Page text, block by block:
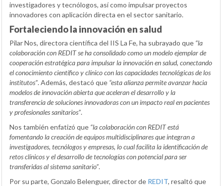
investigadores y tecnólogos, así como impulsar proyectos
innovadores con aplicación directa en el sector sanitario.
Fortaleciendo la innovación en salud
Pilar Nos, directora científica del IIS La Fe, ha subrayado que “la
colaboración con REDIT se ha consolidado como un modelo ejemplar de
cooperación estratégica para impulsar la innovación en salud, conectando
el conocimiento científico y clínico con las capacidades tecnológicas de los
institutos”. Además, destacó que “esta alianza permite avanzar hacia
modelos de innovación abierta que aceleran el desarrollo y la
transferencia de soluciones innovadoras con un impacto real en pacientes
y profesionales sanitarios”.
Nos también enfatizó que “la colaboración con REDIT está
fomentando la creación de equipos multidisciplinares que integran a
investigadores, tecnólogos y empresas, lo cual facilita la identificación de
retos clínicos y el desarrollo de tecnologías con potencial para ser
transferidas al sistema sanitario”.
Por su parte, Gonzalo Belenguer, director de REDIT, resaltó que